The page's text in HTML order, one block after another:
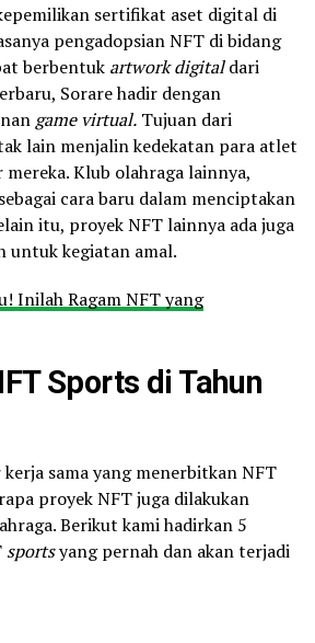
sertifikat aset digital di
pengadopsian NFT di bidang
berbentuk artwork digitaldari
Sorare hadir dengan
game virtual. Tujuan dari
lain menjalin kedekatan para atlet
mereka. Klub olahraga lainnya,
cara baru dalam menciptakan
itu, proyek NFT lainnya ada juga
untuk kegiatan amal.
Inilah Ragam NFT yang
Sports di Tahun
kerja sama yang menerbitkan NFT
proyek NFT juga dilakukan
Berikut kami hadirkan 5
sportsyang pernah dan akan terjadi